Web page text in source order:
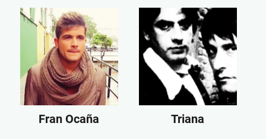
Fran Ocaña Triana